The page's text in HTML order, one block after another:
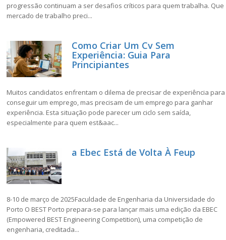
progressão continuam a ser desafios críticos para quem trabalha. Que
mercado de trabalho preci...
Como Criar Um Cv Sem
Experiência: Guia Para
Principiantes
Muitos candidatos enfrentam o dilema de precisar de experiência para
conseguir um emprego, mas precisam de um emprego para ganhar
experiência. Esta situação pode parecer um ciclo sem saída,
especialmente para quem est&aac...
a Ebec Está de Volta À Feup
8-10 de março de 2025Faculdade de Engenharia da Universidade do
Porto O BEST Porto prepara-se para lançar mais uma edição da EBEC
(Empowered BEST Engineering Competition), uma competição de
engenharia, creditada...